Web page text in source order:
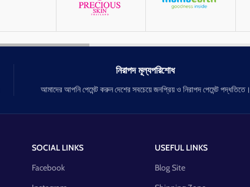
নিরাপদ মূল্যপরিশোধ
আমাদের আপনি পেমেন্ট করুন দেশের সবচেয়ে জনপ্রিয় ও নিরাপদ পেমেন্ট পদ্ধতিতে।
SOCIAL LINKS
Facebook
USEFUL LINKS
Blog Site